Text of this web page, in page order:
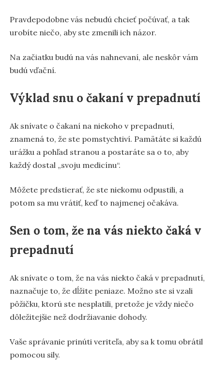
Pravdepodobne vás nebudú chcieť počúvať, a tak
urobíte niečo, aby ste zmenili ich názor.
Na začiatku budú na vás nahnevaní, ale neskôr vám
budú vďační.
Výklad snu o čakaní v prepadnutí
Ak snívate o čakaní na niekoho v prepadnutí,
znamená to, že ste pomstychtiví. Pamätáte si každú
urážku a pohľad stranou a postaráte sa o to, aby
každý dostal „svoju medicínu“.
Môžete predstierať, že ste niekomu odpustili, a
potom sa mu vrátiť, keď to najmenej očakáva.
Sen o tom, že na vás niekto čaká v
prepadnutí
Ak snívate o tom, že na vás niekto čaká v prepadnutí,
naznačuje to, že dĺžite peniaze. Možno ste si vzali
pôžičku, ktorú ste nesplatili, pretože je vždy niečo
dôležitejšie než dodržiavanie dohody.
Vaše správanie prinúti veriteľa, aby sa k tomu obrátil
pomocou sily.